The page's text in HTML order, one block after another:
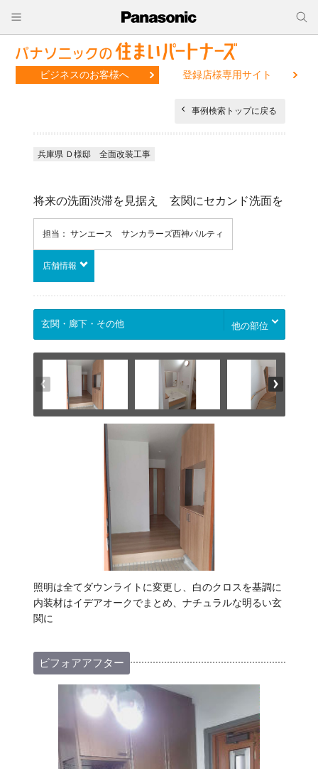
ビジネスのお客様へ 登録店様専用サイト
事例検索トップに戻る
兵庫県 Ｄ様邸 全面改装工事
将来の洗面渋滞を見据え 玄関にセカンド洗面を
担当： サンエース サンカラーズ西神パルティ
店舗情報
他の部位
照明は全てダウンライトに変更し、白のクロスを基調に
内装材はイデアオークでまとめ、ナチュラルな明るい玄
関に
ビフォアアフター